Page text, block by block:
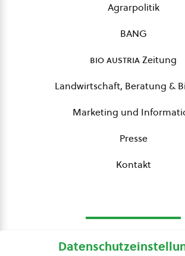
Agrarpolitik
BANG
bio austriaZeitung
Landwirtschaft, Beratung &
Marketing und
Presse
Kontakt